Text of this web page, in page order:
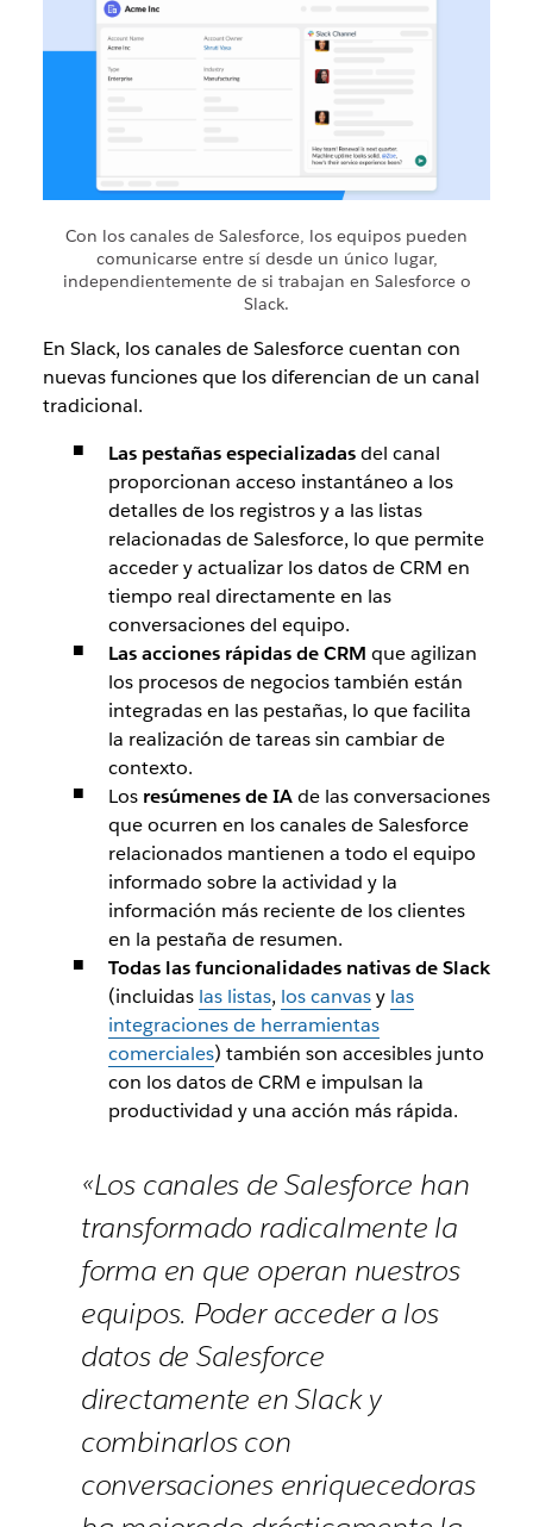
Con los canales de Salesforce, los equipos pueden
comunicarse entre sí desde un único lugar,
independientemente de si trabajan en Salesforce o
Slack.
En Slack, los canales de Salesforce cuentan con
nuevas funciones que los diferencian de un canal
tradicional.
Las pestañas especializadasdel canal
proporcionan acceso instantáneo a los
detalles de los registros y a las listas
relacionadas de Salesforce, lo que permite
acceder y actualizar los datos de CRM en
tiempo real directamente en las
conversaciones del equipo.
Las acciones rápidas de CRM que agilizan
los procesos de negocios también están
integradas en las pestañas, lo que facilita
la realización de tareas sin cambiar de
contexto.
Los resúmenes de IAde las conversaciones
que ocurren en los canales de Salesforce
relacionados mantienen a todo el equipo
informado sobre la actividad y la
información más reciente de los clientes
en la pestaña de resumen.
Todas las funcionalidades nativas de Slack
(incluidas las listas, los canvasy las
integraciones de herramientas
comerciales) también son accesibles junto
con los datos de CRM e impulsan la
productividad y una acción más rápida.
«Los canales de Salesforce han
transformado radicalmente la
forma en que operan nuestros
equipos. Poder acceder a los
datos de Salesforce
directamente en Slack y
combinarlos con
conversaciones enriquecedoras